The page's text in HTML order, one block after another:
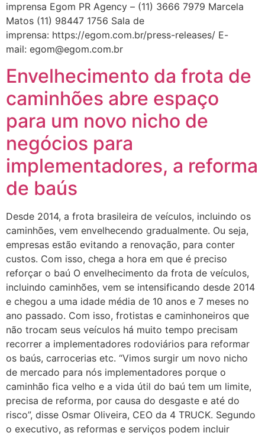
imprensa Egom PR Agency – (11) 3666 7979 Marcela
Matos (11) 98447 1756 Sala de
imprensa: https://egom.com.br/press-releases/ E-
mail: egom@egom.com.br
Envelhecimento da frota de
caminhões abre espaço
para um novo nicho de
negócios para
implementadores, a reforma
de baús
Desde 2014, a frota brasileira de veículos, incluindo os
caminhões, vem envelhecendo gradualmente. Ou seja,
empresas estão evitando a renovação, para conter
custos. Com isso, chega a hora em que é preciso
reforçar o baú O envelhecimento da frota de veículos,
incluindo caminhões, vem se intensificando desde 2014
e chegou a uma idade média de 10 anos e 7 meses no
ano passado. Com isso, frotistas e caminhoneiros que
não trocam seus veículos há muito tempo precisam
recorrer a implementadores rodoviários para reformar
os baús, carrocerias etc. “Vimos surgir um novo nicho
de mercado para nós implementadores porque o
caminhão fica velho e a vida útil do baú tem um limite,
precisa de reforma, por causa do desgaste e até do
risco”, disse Osmar Oliveira, CEO da 4 TRUCK. Segundo
o executivo, as reformas e serviços podem incluir